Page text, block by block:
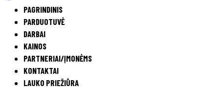
PAGRINDINIS
PARDUOTUVĖ
DARBAI
KAINOS
PARTNERIAI/ĮMONĖMS
KONTAKTAI
LAUKO PRIEŽIŪRA